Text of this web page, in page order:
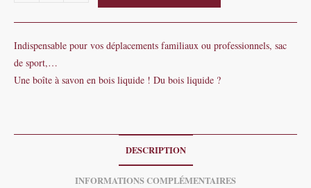
Boîte
transport
Indispensable pour vos déplacements familiaux ou professionnels, sac
de sport,…
Une boîte à savon en bois liquide ! Du bois liquide ?
DESCRIPTION
INFORMATIONS COMPLÉMENTAIRES